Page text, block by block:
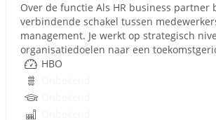
Over de functie Als HR business partner
verbindende schakel tussen
management. Je werkt op strategisch
organisatiedoelen naar een
HBO